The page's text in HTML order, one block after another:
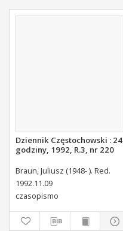
Dziennik Częstochowski : 24
godziny, 1992, R.3, nr 220
Braun, Juliusz (1948- ). Red.
1992.11.09
czasopismo